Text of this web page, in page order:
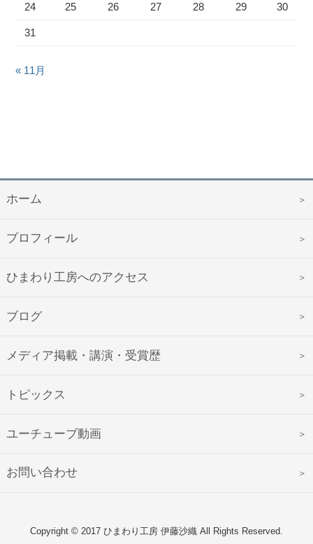
24 25 26 27 28 29 30
31
« 11月
ホーム
プロフィール
ひまわり工房へのアクセス
ブログ
メディア掲載・講演・受賞歴
トピックス
ユーチューブ動画
お問い合わせ
Copyright © 2017 ひまわり工房 伊藤沙織 All Rights Reserved.